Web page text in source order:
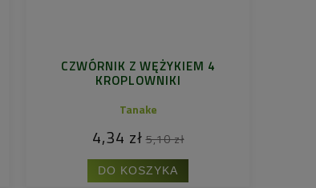
CZWÓRNIK Z WĘŻYKIEM 4
KROPLOWNIKI
Tanake
4,34 zł 5,10 zł
DO KOSZYKA